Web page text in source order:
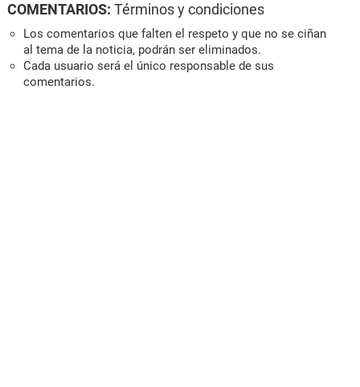
COMENTARIOS: Términos y condiciones
Los comentarios que falten el respeto y que no se ciñan
al tema de la noticia, podrán ser eliminados.
Cada usuario será el único responsable de sus
comentarios.